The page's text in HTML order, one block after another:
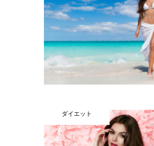
ダイエット